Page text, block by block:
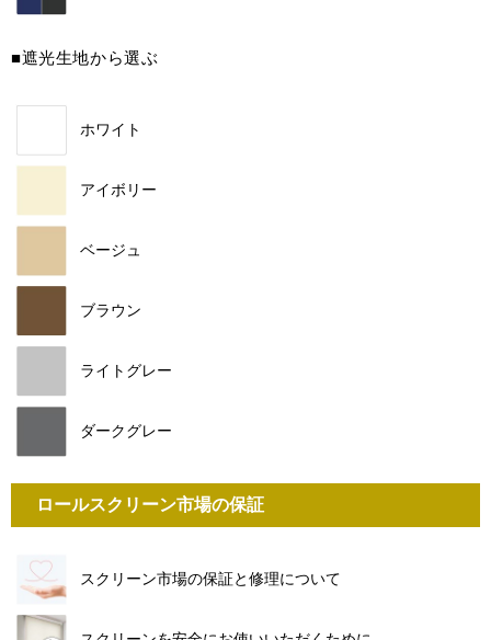
■遮光生地から選ぶ
ホワイト
アイボリー
ベージュ
ブラウン
ライトグレー
ダークグレー
ロールスクリーン市場の保証
スクリーン市場の保証と修理について